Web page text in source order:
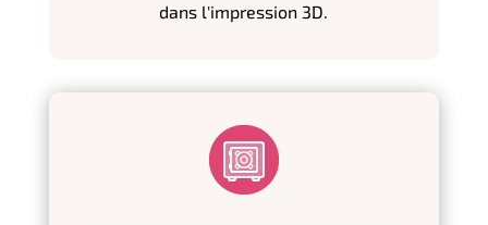
dans l'impression 3D.